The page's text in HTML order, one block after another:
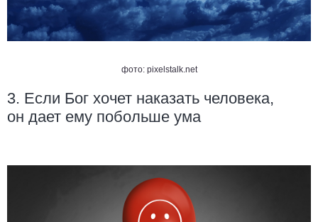
фото: pixelstalk.net
3. Если Бог хочет наказать человека,
он дает ему побольше ума